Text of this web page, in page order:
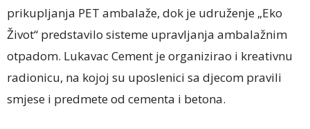
prikupljanja PET ambalaže, dok je udruženje „Eko
Život“ predstavilo sisteme upravljanja ambalažnim
otpadom. Lukavac Cement je organizirao i kreativnu
radionicu, na kojoj su uposlenici sa djecom pravili
smjese i predmete od cementa i betona.